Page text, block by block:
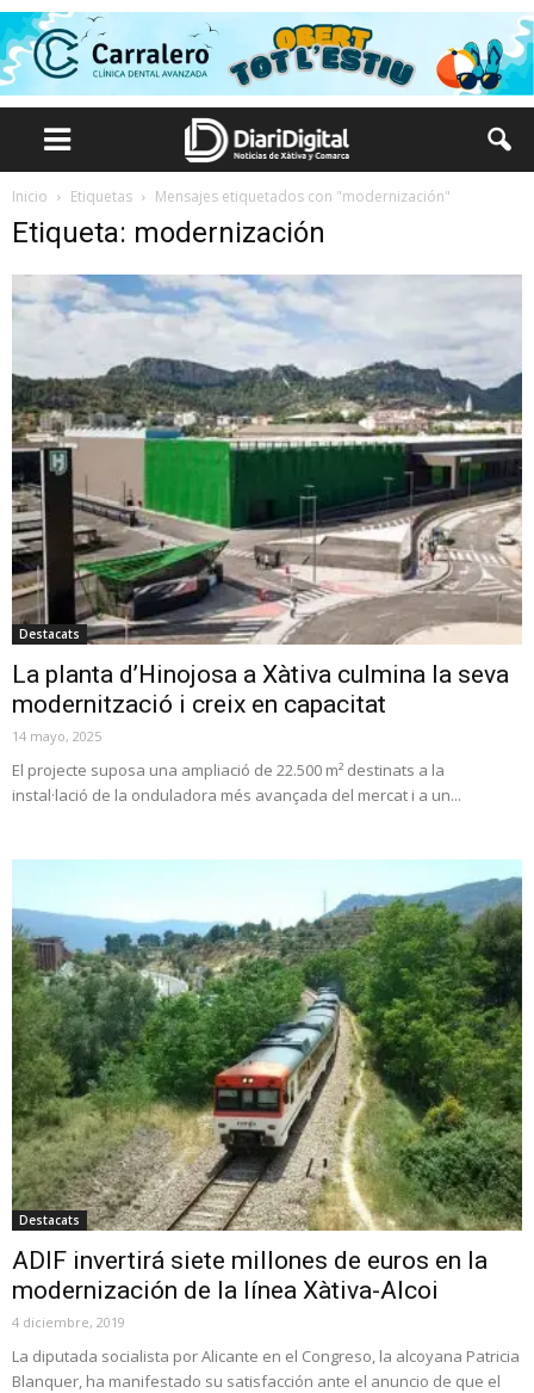
Inicio Etiquetas Mensajes etiquetados con "modernización"
Etiqueta: modernización
Destacats
La planta d’Hinojosa a Xàtiva culmina la seva
modernització i creix en capacitat
14 mayo, 2025
El projecte suposa una ampliació de 22.500 m² destinats a la
instal·lació de la onduladora més avançada del mercat i a un...
Destacats
ADIF invertirá siete millones de euros en la
modernización de la línea Xàtiva-Alcoi
4 diciembre, 2019
La diputada socialista por Alicante en el Congreso, la alcoyana Patricia
Blanquer, ha manifestado su satisfacción ante el anuncio de que el